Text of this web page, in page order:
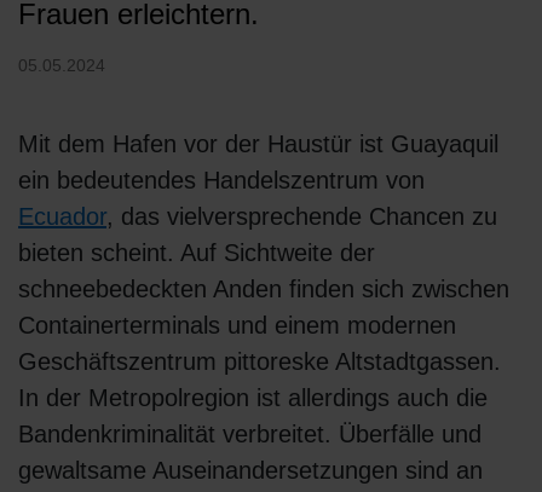
Frauen erleichtern.
05.05.2024
Mit dem Hafen vor der Haustür ist Guayaquil
ein bedeutendes Handelszentrum von
Ecuador, das vielversprechende Chancen zu
bieten scheint. Auf Sichtweite der
schneebedeckten Anden finden sich zwischen
Containerterminals und einem modernen
Geschäftszentrum pittoreske Altstadtgassen.
In der Metropolregion ist allerdings auch die
Bandenkriminalität verbreitet. Überfälle und
gewaltsame Auseinandersetzungen sind an